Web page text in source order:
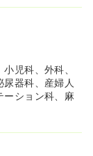
児科、外科、
器科、産婦人
ーション科、麻